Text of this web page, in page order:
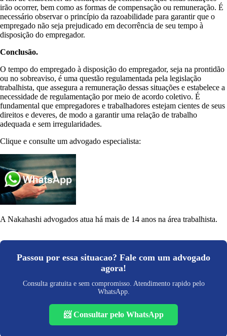
irão ocorrer, bem como as formas de compensação ou remuneração. É
necessário observar o princípio da razoabilidade para garantir que o
empregado não seja prejudicado em decorrência de seu tempo à
disposição do empregador.
Conclusão.
O tempo do empregado à disposição do empregador, seja na prontidão
ou no sobreaviso, é uma questão regulamentada pela legislação
trabalhista, que assegura a remuneração dessas situações e estabelece a
necessidade de regulamentação por meio de acordo coletivo. É
fundamental que empregadores e trabalhadores estejam cientes de seus
direitos e deveres, de modo a garantir uma relação de trabalho
adequada e sem irregularidades.
Clique e consulte um advogado especialista:
A Nakahashi advogados atua há mais de 14 anos na área trabalhista.
Passou por essa situacao? Fale com um advogado
agora!
Consulta gratuita e sem compromisso. Atendimento rapido pelo
WhatsApp.
📨 Consultar pelo WhatsApp